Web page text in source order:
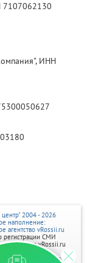
7107062130
ИНН
центр" 2004 - 2026
наполнение:
агентство vRossii.ru
регистрации СМИ
агентства vRossii.ru
04 марта